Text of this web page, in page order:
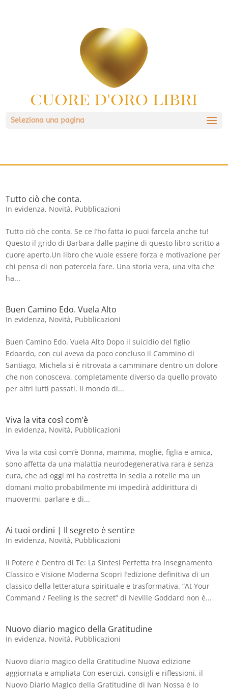
Seleziona una pagina
Tutto ciò che conta.
In evidenza, Novità, Pubblicazioni
Tutto ciò che conta. Se ce l’ho fatta io puoi farcela anche tu!
Questo il grido di Barbara dalle pagine di questo libro scritto a
cuore aperto.Un libro che vuole essere forza e motivazione per
chi pensa di non potercela fare. Una storia vera, una vita che
ha...
Buen Camino Edo. Vuela Alto
In evidenza, Novità, Pubblicazioni
Buen Camino Edo. Vuela Alto Dopo il suicidio del figlio
Edoardo, con cui aveva da poco concluso il Cammino di
Santiago, Michela si è ritrovata a camminare dentro un dolore
che non conosceva, completamente diverso da quello provato
per altri lutti passati. Il mondo di...
Viva la vita così com’è
In evidenza, Novità, Pubblicazioni
Viva la vita così com’è Donna, mamma, moglie, figlia e amica,
sono affetta da una malattia neurodegenerativa rara e senza
cura, che ad oggi mi ha costretta in sedia a rotelle ma un
domani molto probabilmente mi impedirà addirittura di
muovermi, parlare e di...
Ai tuoi ordini | Il segreto è sentire
In evidenza, Novità, Pubblicazioni
Il Potere è Dentro di Te: La Sintesi Perfetta tra Insegnamento
Classico e Visione Moderna Scopri l’edizione definitiva di un
classico della letteratura spirituale e trasformativa. “At Your
Command / Feeling is the secret” di Neville Goddard non è...
Nuovo diario magico della Gratitudine
In evidenza, Novità, Pubblicazioni
Nuovo diario magico della Gratitudine Nuova edizione
aggiornata e ampliata Con esercizi, consigli e riflessioni, il
Nuovo Diario Magico della Gratitudine di Ivan Nossa è lo